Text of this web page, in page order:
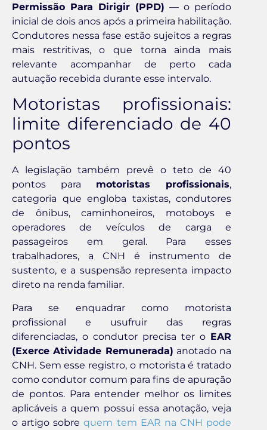
Permissão Para Dirigir (PPD) — o período
inicial de dois anos após a primeira habilitação.
Condutores nessa fase estão sujeitos a regras
mais restritivas, o que torna ainda mais
relevante acompanhar de perto cada
autuação recebida durante esse intervalo.
Motoristas profissionais:
limite diferenciado de 40
pontos
A legislação também prevê o teto de 40
pontos para motoristas profissionais,
categoria que engloba taxistas, condutores
de ônibus, caminhoneiros, motoboys e
operadores de veículos de carga e
passageiros em geral. Para esses
trabalhadores, a CNH é instrumento de
sustento, e a suspensão representa impacto
direto na renda familiar.
Para se enquadrar como motorista
profissional e usufruir das regras
diferenciadas, o condutor precisa ter o EAR
(Exerce Atividade Remunerada) anotado na
CNH. Sem esse registro, o motorista é tratado
como condutor comum para fins de apuração
de pontos. Para entender melhor os limites
aplicáveis a quem possui essa anotação, veja
o artigo sobrequem tem EAR na CNH pode